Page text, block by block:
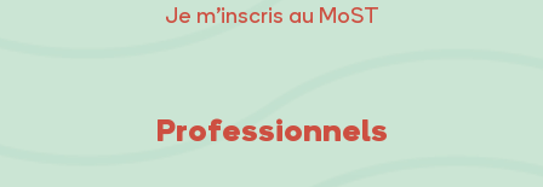
Je m’inscris au MoST
Professionnels